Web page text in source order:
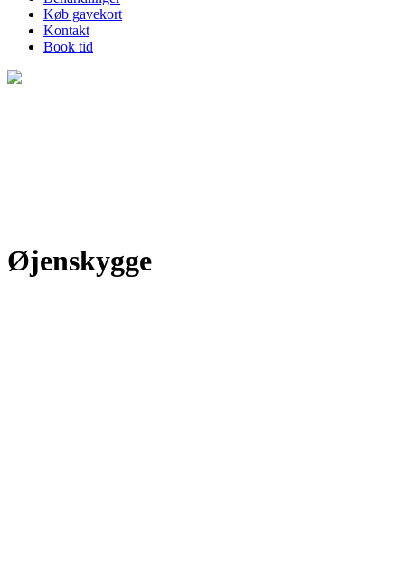
Køb gavekort
Kontakt
Book tid
Øjenskygge